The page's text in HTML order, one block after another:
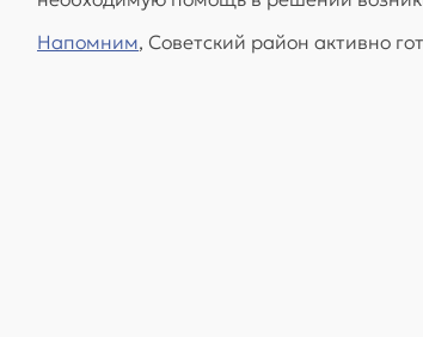
Напомним, Советский район активно